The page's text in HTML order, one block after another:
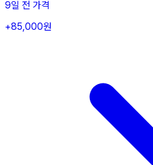
9일 전 가격
+85,000원